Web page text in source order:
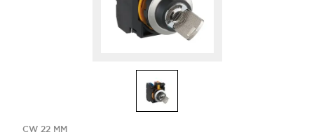
CW 22 MM